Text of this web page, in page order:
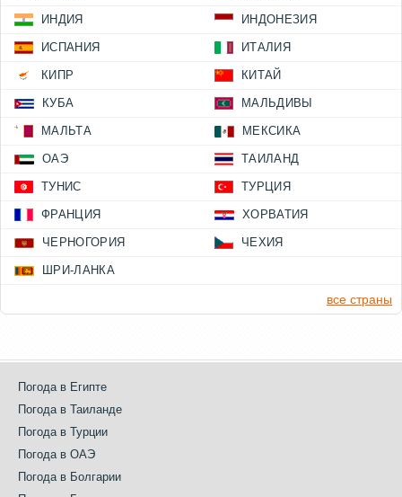
ИНДИЯ ИНДОНЕЗИЯ
ИСПАНИЯ ИТАЛИЯ
КИПР КИТАЙ
КУБА МАЛЬДИВЫ
МАЛЬТА МЕКСИКА
ОАЭ ТАИЛАНД
ТУНИС ТУРЦИЯ
ФРАНЦИЯ ХОРВАТИЯ
ЧЕРНОГОРИЯ ЧЕХИЯ
ШРИ-ЛАНКА
все страны
Погода в Египте
Погода в Таиланде
Погода в Турции
Погода в ОАЭ
Погода в Болгарии